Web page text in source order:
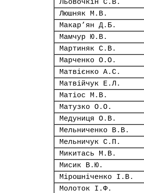
Льовочкін С.В.
Люшняк М.В.
Макар’ян Д.Б.
Мамчур Ю.В.
Мартиняк С.В.
Марченко О.О.
Матвієнко А.С.
Матвійчук Е.Л.
Матіос М.В.
Матузко О.О.
Медуниця О.В.
Мельниченко В.В.
Мельничук С.П.
Микитась М.В.
Мисик В.Ю.
Мірошніченко І.В.
Молоток І.Ф.